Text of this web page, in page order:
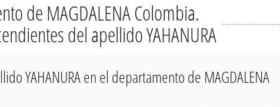
de MAGDALENA Colombia.
del apellido YAHANURA
YAHANURA en el departamento de MAGDALENA